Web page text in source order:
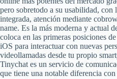
pero sobretodo a su usabilidad,
integrada, atención mediante
name. Es la más moderna y actual
coloca en las primeras posiciones
iOS para interactuar con nuevas
videollamadas desde tu propio
Tinychat es un servicio de
que tiene una notable diferencia